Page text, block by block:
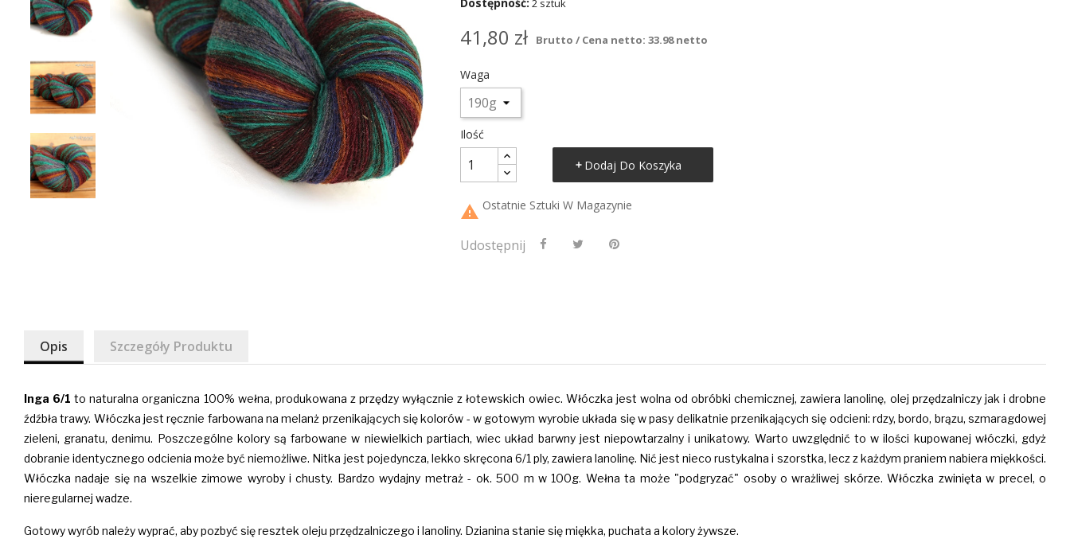
2 sztuk
41,80 zł Brutto / Cena netto: 33.98 netto
Waga
Ilość
Dodaj Do Koszyka
 Ostatnie Sztuki W Magazynie
Udostępnij
Opis Szczegóły Produktu
Inga 6/1 to naturalna organiczna 100% wełna, produkowana z przędzy wyłącznie z łotewskich owiec. Włóczka jest wolna od obróbki chemicznej, zawiera lanolinę, olej przędzalniczy jak i drobne
źdźbła trawy. Włóczka jest ręcznie farbowana na melanż przenikających się kolorów - w gotowym wyrobie układa się w pasy delikatnie przenikających się odcieni: rdzy, bordo, brązu, szmaragdowej
zieleni, granatu, denimu. Poszczególne kolory są farbowane w niewielkich partiach, wiec układ barwny jest niepowtarzalny i unikatowy. Warto uwzględnić to w ilości kupowanej włóczki, gdyż
dobranie identycznego odcienia może być niemożliwe. Nitka jest pojedyncza, lekko skręcona 6/1 ply, zawiera lanolinę. Nić jest nieco rustykalna i szorstka, lecz z każdym praniem nabiera miękkości.
Włóczka nadaje się na wszelkie zimowe wyroby i chusty. Bardzo wydajny metraż - ok. 500 m w 100g. Wełna ta może "podgryzać" osoby o wrażliwej skórze. Włóczka zwinięta w precel, o
nieregularnej wadze.
Gotowy wyrób należy wyprać, aby pozbyć się resztek oleju przędzalniczego i lanoliny. Dzianina stanie się miękka, puchata a kolory żywsze.